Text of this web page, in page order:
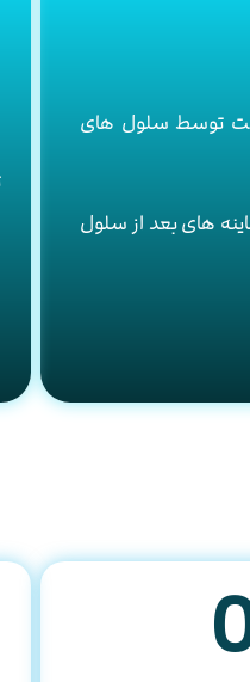
توسط سلول های
های بعد از سلول